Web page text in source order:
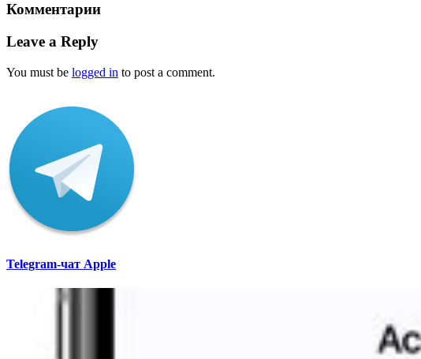
Комментарии
Leave a Reply
You must be logged in to post a comment.
Telegram-чат Apple